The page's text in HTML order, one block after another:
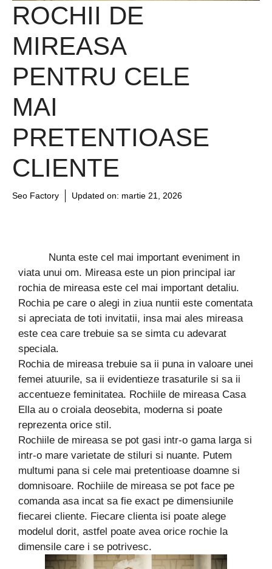
ROCHII DE
MIREASA
PENTRU CELE
MAI
PRETENTIOASE
CLIENTE
Seo Factory Updated on: martie 21, 2026
Nunta este cel mai important eveniment in
viata unui om. Mireasa este un pion principal iar
rochia de mireasa este cel mai important detaliu.
Rochia pe care o alegi in ziua nuntii este comentata
si apreciata de toti invitatii, insa mai ales mireasa
este cea care trebuie sa se simta cu adevarat
speciala.
Rochia de mireasa trebuie sa ii puna in valoare unei
femei atuurile, sa ii evidentieze trasaturile si sa ii
accentueze feminitatea. Rochiile de mireasa Casa
Ella au o croiala deosebita, moderna si poate
reprezenta orice stil.
Rochiile de mireasa se pot gasi intr-o gama larga si
intr-o mare varietate de stiluri si nuante. Putem
multumi pana si cele mai pretentioase doamne si
domnisoare. Rochiile de mireasa se pot face pe
comanda asa incat sa fie exact pe dimensiunile
fiecarei cliente. Fiecare clienta isi poate alege
modelul dorit, astfel poate avea orice rochie la
dimensile care i se potrivesc.